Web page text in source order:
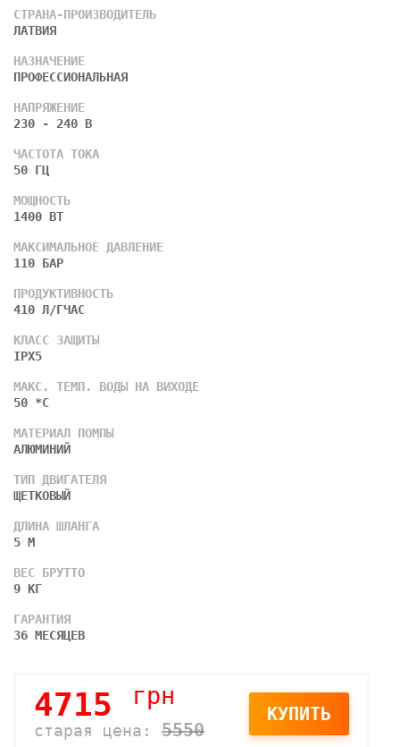
СТРАНА-ПРОИЗВОДИТЕЛЬ
ЛАТВИЯ
НАЗНАЧЕНИЕ
ПРОФЕССИОНАЛЬНАЯ
НАПРЯЖЕНИЕ
230 - 240 В
ЧАСТОТА ТОКА
50 ГЦ
МОЩНОСТЬ
1400 ВТ
МАКСИМАЛЬНОЕ ДАВЛЕНИЕ
110 БАР
ПРОДУКТИВНОСТЬ
410 Л/ГЧАС
КЛАСС ЗАЩИТЫ
IPX5
МАКС. ТЕМП. ВОДЫ НА ВИХОДЕ
50 *С
МАТЕРИАЛ ПОМПЫ
АЛЮМИНИЙ
ТИП ДВИГАТЕЛЯ
ЩЕТКОВЫЙ
ДЛИНА ШЛАНГА
5 М
ВЕС БРУТТО
9 КГ
ГАРАНТИЯ
36 МЕСЯЦЕВ
4715 грн
старая цена: 5550
КУПИТЬ